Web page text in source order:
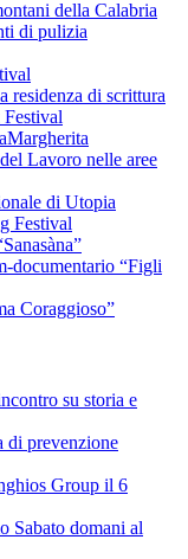
della Calabria
di pulizia
di scrittura
Lavoro nelle aree
di Utopia
Festival
“Figli
Coraggioso”
su storia e
prevenzione
Group il 6
domani al